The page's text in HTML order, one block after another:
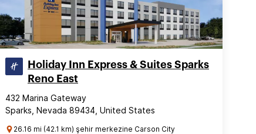
Holiday Inn Express & Suites Sparks
Reno East
432 Marina Gateway
Sparks, Nevada 89434, United States
26.16 mi (42.1 km) şehir merkezine Carson City